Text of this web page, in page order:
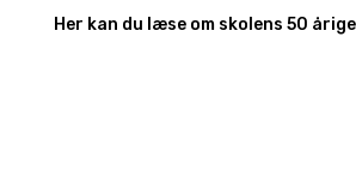
Her kan du læse om skolens 50